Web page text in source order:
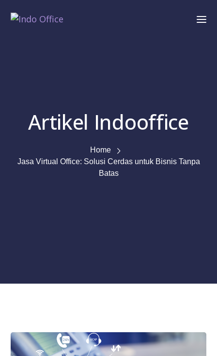
Artikel Indooffice
Home
Jasa Virtual Office: Solusi Cerdas untuk Bisnis Tanpa
Batas